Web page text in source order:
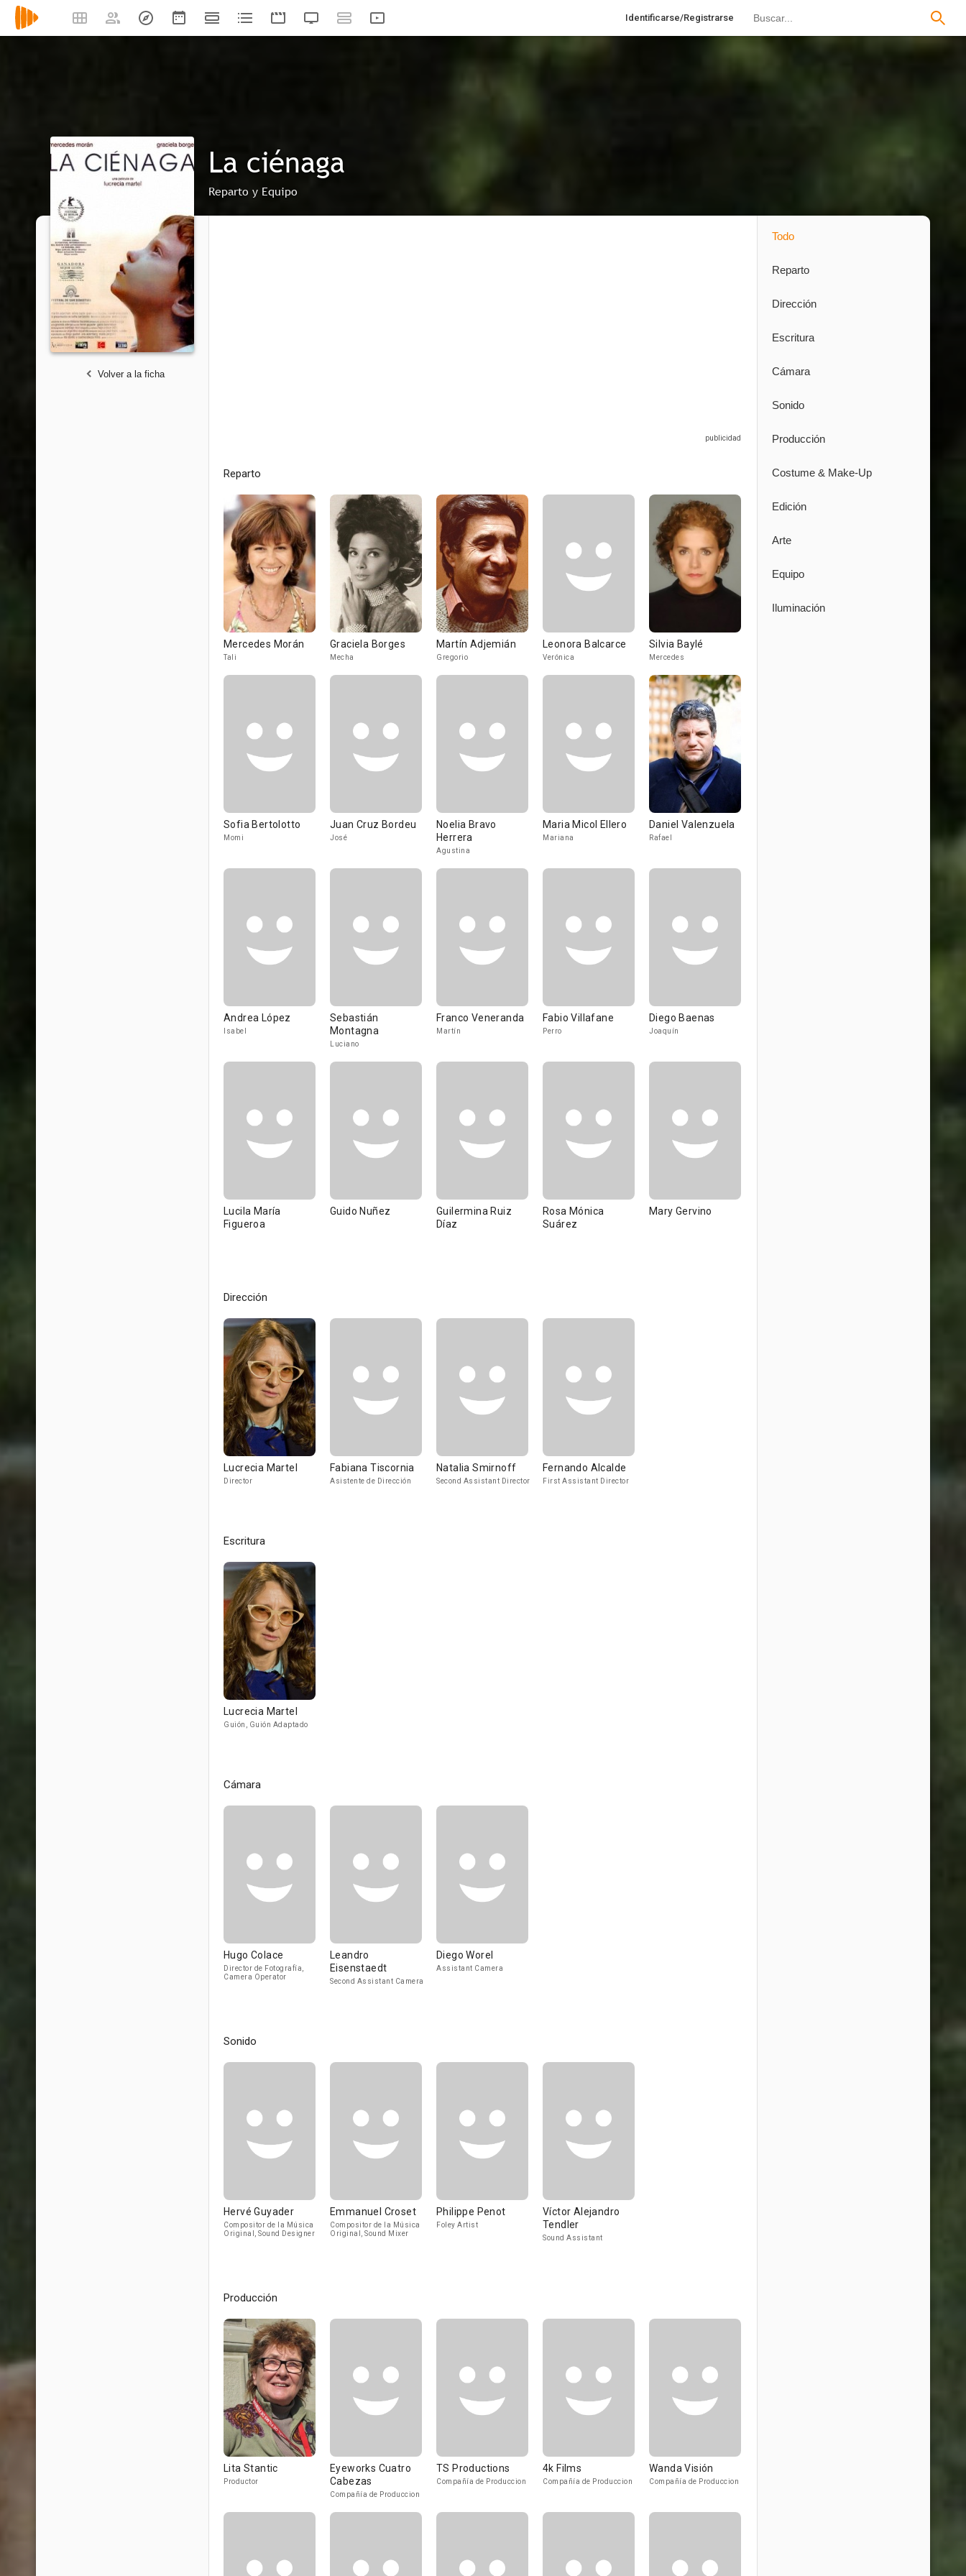
Identificarse/Registrarse
La ciénaga
Reparto y Equipo
Volver a la ficha
Reparto
Mercedes Morán
Tali
Graciela Borges
Mecha
Martín Adjemián
Gregorio
Leonora Balcarce
Verónica
Silvia Baylé
Mercedes
Sofia Bertolotto
Momi
Juan Cruz Bordeu
José
Noelia Bravo
Herrera
Agustina
Maria Micol Ellero
Mariana
Daniel Valenzuela
Rafael
Andrea López
Isabel
Sebastián
Montagna
Luciano
Franco Veneranda
Martín
Fabio Villafane
Perro
Diego Baenas
Joaquín
Lucila María
Figueroa
Guido Nuñez
Guilermina Ruiz
Díaz
Rosa Mónica
Suárez
Mary Gervino
Dirección
Lucrecia Martel
Director
Fabiana Tiscornia
Asistente de Dirección
Natalia Smirnoff
Second Assistant Director
Fernando Alcalde
First Assistant Director
Escritura
Lucrecia Martel
Guión, Guión Adaptado
Cámara
Hugo Colace
Director de Fotografía,
Camera Operator
Leandro
Eisenstaedt
Second Assistant Camera
Diego Worel
Assistant Camera
Sonido
Hervé Guyader
Compositor de la Música
Original, Sound Designer
Emmanuel Croset
Compositor de la Música
Original, Sound Mixer
Philippe Penot
Foley Artist
Víctor Alejandro
Tendler
Sound Assistant
Producción
Lita Stantic
Productor
Eyeworks Cuatro
Cabezas
Compañía de Produccion
TS Productions
Compañía de Produccion
4k Films
Compañía de Produccion
Wanda Visión
Compañía de Produccion
Todo
Reparto
Dirección
Escritura
Cámara
Sonido
Producción
Costume & Make-Up
Edición
Arte
Equipo
Iluminación